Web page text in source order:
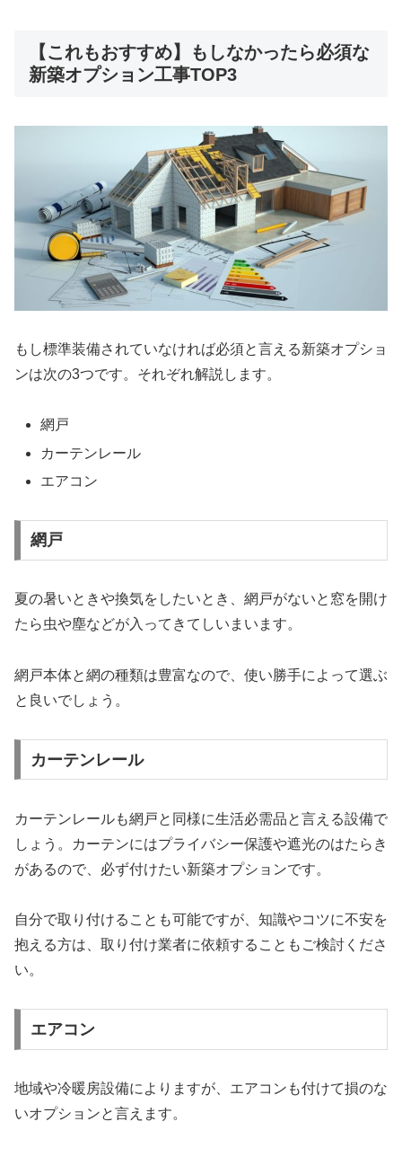
【これもおすすめ】もしなかったら必須な
新築オプション工事TOP3
もし標準装備されていなければ必須と言える新築オプショ
ンは次の3つです。それぞれ解説します。
網戸
カーテンレール
エアコン
網戸
夏の暑いときや換気をしたいとき、網戸がないと窓を開け
たら虫や塵などが入ってきてしいまいます。
網戸本体と網の種類は豊富なので、使い勝手によって選ぶ
と良いでしょう。
カーテンレール
カーテンレールも網戸と同様に生活必需品と言える設備で
しょう。カーテンにはプライバシー保護や遮光のはたらき
があるので、必ず付けたい新築オプションです。
自分で取り付けることも可能ですが、知識やコツに不安を
抱える方は、取り付け業者に依頼することもご検討くださ
い。
エアコン
地域や冷暖房設備によりますが、エアコンも付けて損のな
いオプションと言えます。